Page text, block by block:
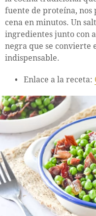
fuente de proteína, nos
cena en minutos. Un
ingredientes junto con
negra que se convierte
indispensable.
Enlace a la receta: